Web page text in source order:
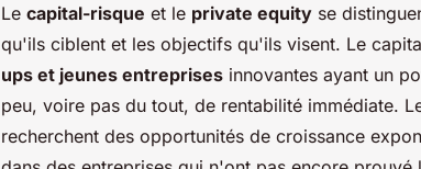
Le capital-risque et le private equity se
qu'ils ciblent et les objectifs qu'ils visent. Le
ups et jeunes entreprises innovantes ayant un
peu, voire pas du tout, de rentabilité immédiate.
recherchent des opportunités de croissance